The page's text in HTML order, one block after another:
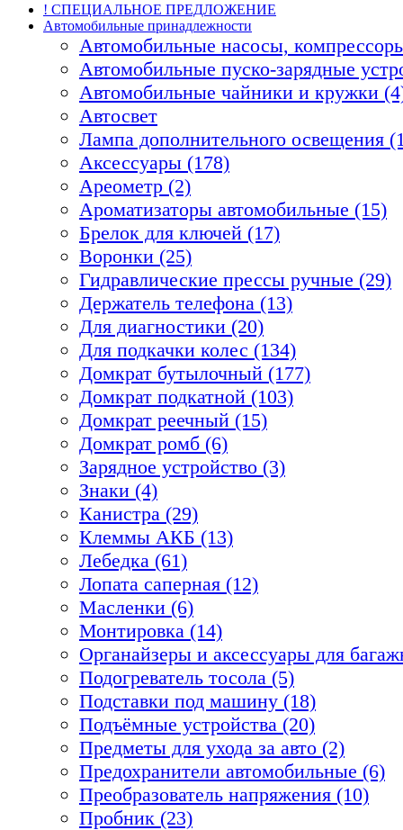
! СПЕЦИАЛЬНОЕ ПРЕДЛОЖЕНИЕ
Автомобильные принадлежности
Автомобильные насосы,
Автомобильные пуско-зарядные
Автомобильные чайники и кружки
Автосвет
Лампа дополнительного освещения
Аксессуары (178)
Ареометр (2)
Ароматизаторы автомобильные (15)
Брелок для ключей (17)
Воронки (25)
Гидравлические прессы ручные (29)
Держатель телефона (13)
Для диагностики (20)
Для подкачки колес (134)
Домкрат бутылочный (177)
Домкрат подкатной (103)
Домкрат реечный (15)
Домкрат ромб (6)
Зарядное устройство (3)
Знаки (4)
Канистра (29)
Клеммы АКБ (13)
Лебедка (61)
Лопата саперная (12)
Масленки (6)
Монтировка (14)
Органайзеры и аксессуары для
Подогреватель тосола (5)
Подставки под машину (18)
Подъёмные устройства (20)
Предметы для ухода за авто (2)
Предохранители автомобильные (6)
Преобразователь напряжения (10)
Пробник (23)